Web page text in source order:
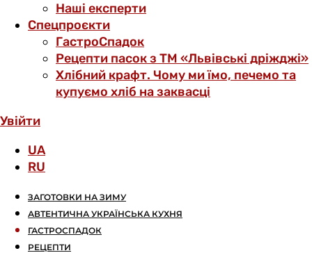
Наші експерти
Спецпроєкти
ГастроСпадок
Рецепти пасок з ТМ «Львівські дріжджі»
Хлібний крафт. Чому ми їмо, печемо та
купуємо хліб на заквасці
Увійти
UA
RU
ЗАГОТОВКИ НА ЗИМУ
АВТЕНТИЧНА УКРАЇНСЬКА КУХНЯ
ГАСТРОСПАДОК
РЕЦЕПТИ